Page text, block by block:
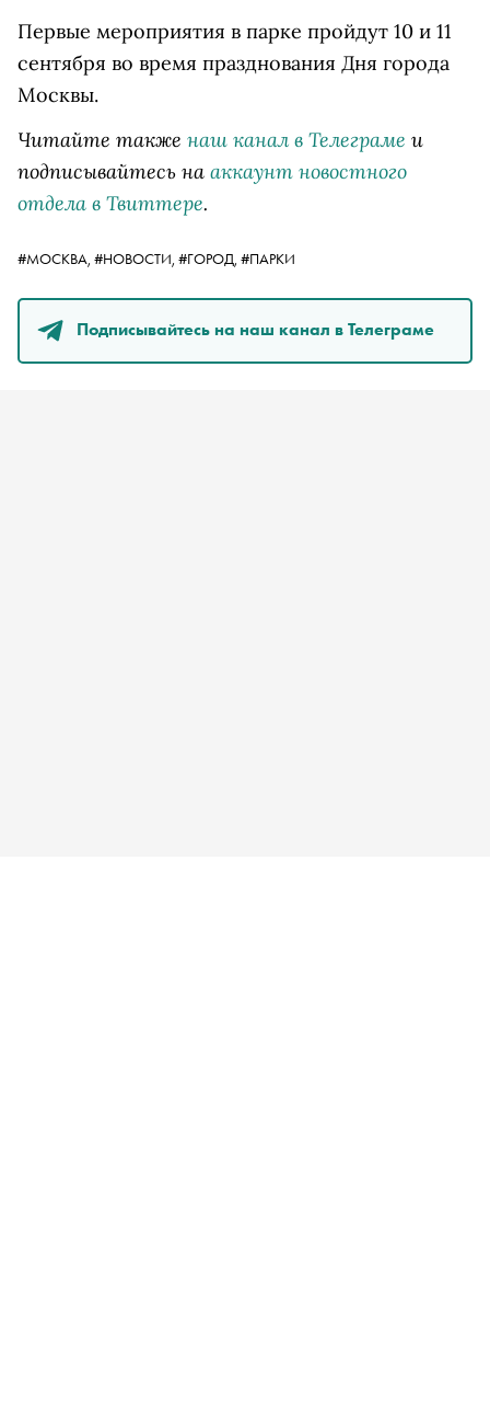
Первые мероприятия в парке пройдут 10 и 11
сентября во время празднования Дня города
Москвы.
Читайте также наш канал в Телеграме и
подписывайтесь на аккаунт новостного
отдела в Твиттере.
#МОСКВА, #НОВОСТИ, #ГОРОД, #ПАРКИ
Подписывайтесь на наш канал в Телеграме